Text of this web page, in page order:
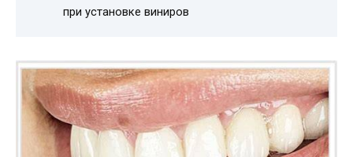
при установке виниров